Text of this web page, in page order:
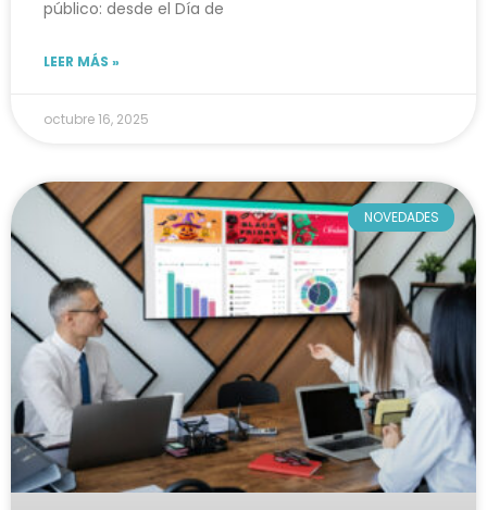
público: desde el Día de
LEER MÁS »
octubre 16, 2025
NOVEDADES